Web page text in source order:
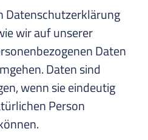
Datenschutzerklärung
wir auf unserer
Daten
Daten sind
wenn sie eindeutig
Person